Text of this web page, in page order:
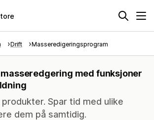
Drift Masseredigeringsprogram
med funksjoner
produkter. Spar tid med ulike
dem på samtidig.